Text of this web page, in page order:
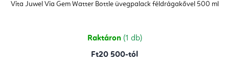
Vita Juwel Via Gem Watter Bottle üvegpalack féldrágakővel 500 ml
Raktáron (1 db)
Ft20 500-tól